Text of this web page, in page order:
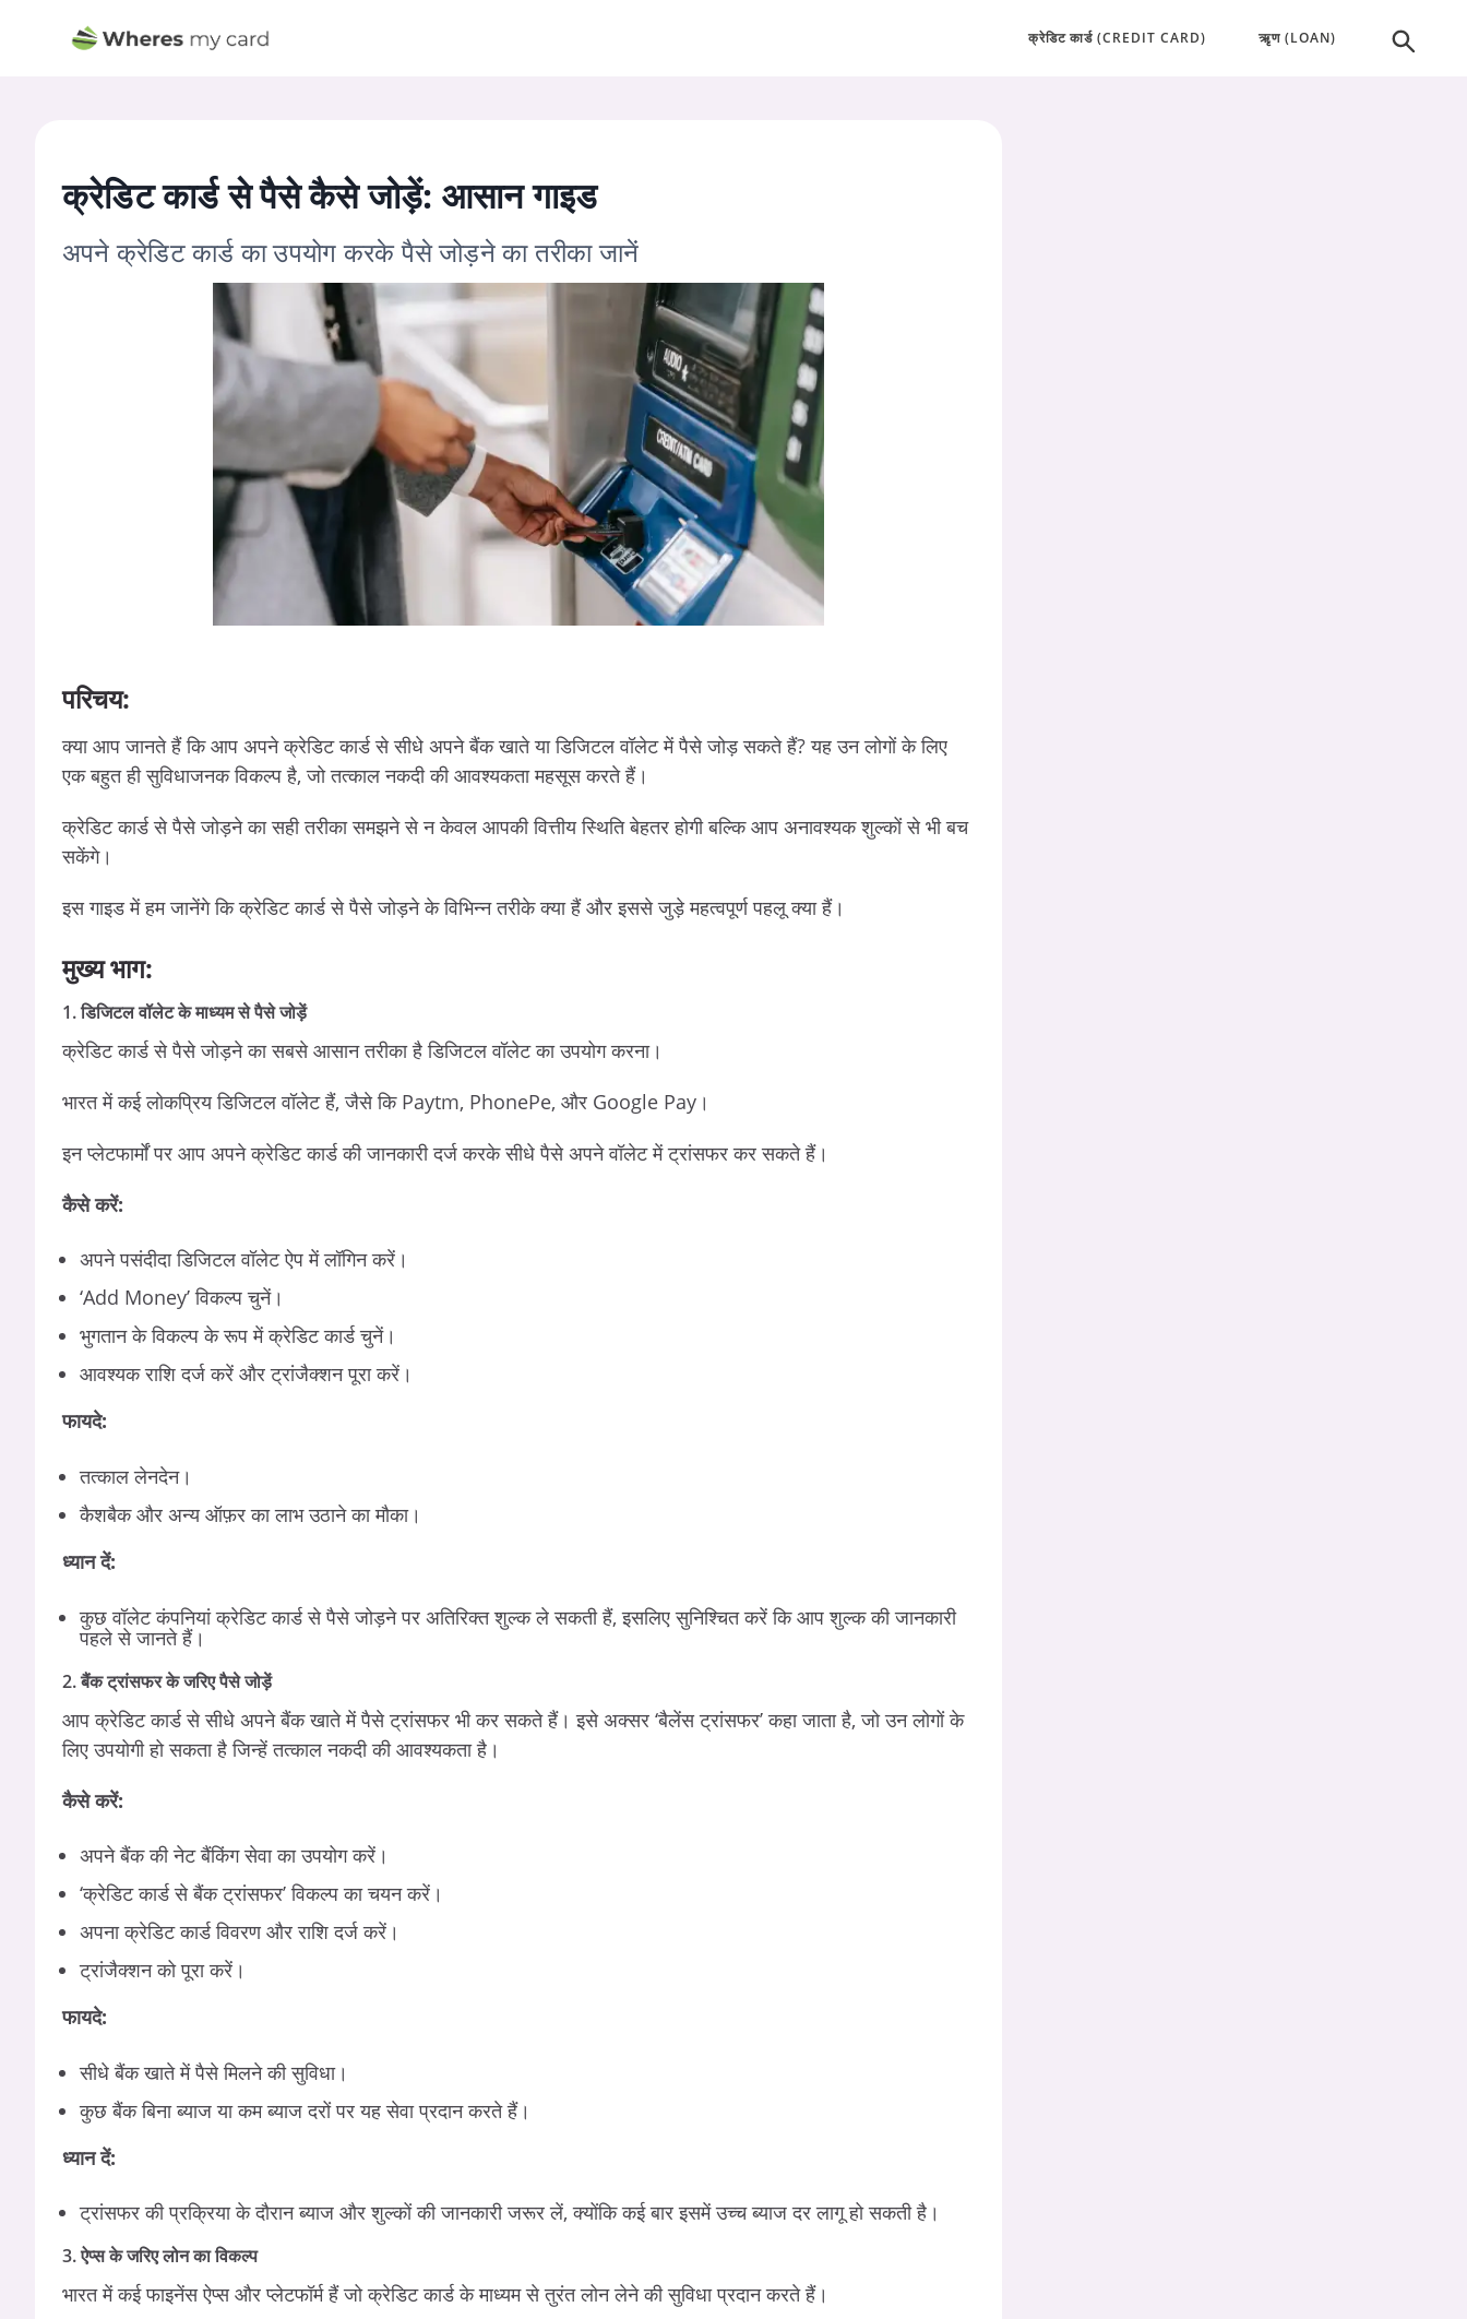
क्रेडिट कार्ड (CREDIT CARD) ऋृण (LOAN)
क्रेडिट कार्ड से पैसे कैसे जोड़ें: आसान गाइड
अपने क्रेडिट कार्ड का उपयोग करके पैसे जोड़ने का तरीका जानें
परिचय:
क्या आप जानते हैं कि आप अपने क्रेडिट कार्ड से सीधे अपने बैंक खाते या डिजिटल वॉलेट में पैसे जोड़ सकते हैं? यह उन लोगों के लिए
एक बहुत ही सुविधाजनक विकल्प है, जो तत्काल नकदी की आवश्यकता महसूस करते हैं।
क्रेडिट कार्ड से पैसे जोड़ने का सही तरीका समझने से न केवल आपकी वित्तीय स्थिति बेहतर होगी बल्कि आप अनावश्यक शुल्कों से भी बच
सकेंगे।
इस गाइड में हम जानेंगे कि क्रेडिट कार्ड से पैसे जोड़ने के विभिन्न तरीके क्या हैं और इससे जुड़े महत्वपूर्ण पहलू क्या हैं।
मुख्य भाग:
1. डिजिटल वॉलेट के माध्यम से पैसे जोड़ें
क्रेडिट कार्ड से पैसे जोड़ने का सबसे आसान तरीका है डिजिटल वॉलेट का उपयोग करना।
भारत में कई लोकप्रिय डिजिटल वॉलेट हैं, जैसे कि Paytm, PhonePe, और Google Pay।
इन प्लेटफार्मों पर आप अपने क्रेडिट कार्ड की जानकारी दर्ज करके सीधे पैसे अपने वॉलेट में ट्रांसफर कर सकते हैं।
कैसे करें:
अपने पसंदीदा डिजिटल वॉलेट ऐप में लॉगिन करें।
‘Add Money’ विकल्प चुनें।
भुगतान के विकल्प के रूप में क्रेडिट कार्ड चुनें।
आवश्यक राशि दर्ज करें और ट्रांजैक्शन पूरा करें।
फायदे:
तत्काल लेनदेन।
कैशबैक और अन्य ऑफ़र का लाभ उठाने का मौका।
ध्यान दें:
कुछ वॉलेट कंपनियां क्रेडिट कार्ड से पैसे जोड़ने पर अतिरिक्त शुल्क ले सकती हैं, इसलिए सुनिश्चित करें कि आप शुल्क की जानकारी
पहले से जानते हैं।
2. बैंक ट्रांसफर के जरिए पैसे जोड़ें
आप क्रेडिट कार्ड से सीधे अपने बैंक खाते में पैसे ट्रांसफर भी कर सकते हैं। इसे अक्सर ‘बैलेंस ट्रांसफर’ कहा जाता है, जो उन लोगों के
लिए उपयोगी हो सकता है जिन्हें तत्काल नकदी की आवश्यकता है।
कैसे करें:
अपने बैंक की नेट बैंकिंग सेवा का उपयोग करें।
‘क्रेडिट कार्ड से बैंक ट्रांसफर’ विकल्प का चयन करें।
अपना क्रेडिट कार्ड विवरण और राशि दर्ज करें।
ट्रांजैक्शन को पूरा करें।
फायदे:
सीधे बैंक खाते में पैसे मिलने की सुविधा।
कुछ बैंक बिना ब्याज या कम ब्याज दरों पर यह सेवा प्रदान करते हैं।
ध्यान दें:
ट्रांसफर की प्रक्रिया के दौरान ब्याज और शुल्कों की जानकारी जरूर लें, क्योंकि कई बार इसमें उच्च ब्याज दर लागू हो सकती है।
3. ऐप्स के जरिए लोन का विकल्प
भारत में कई फाइनेंस ऐप्स और प्लेटफॉर्म हैं जो क्रेडिट कार्ड के माध्यम से तुरंत लोन लेने की सुविधा प्रदान करते हैं।